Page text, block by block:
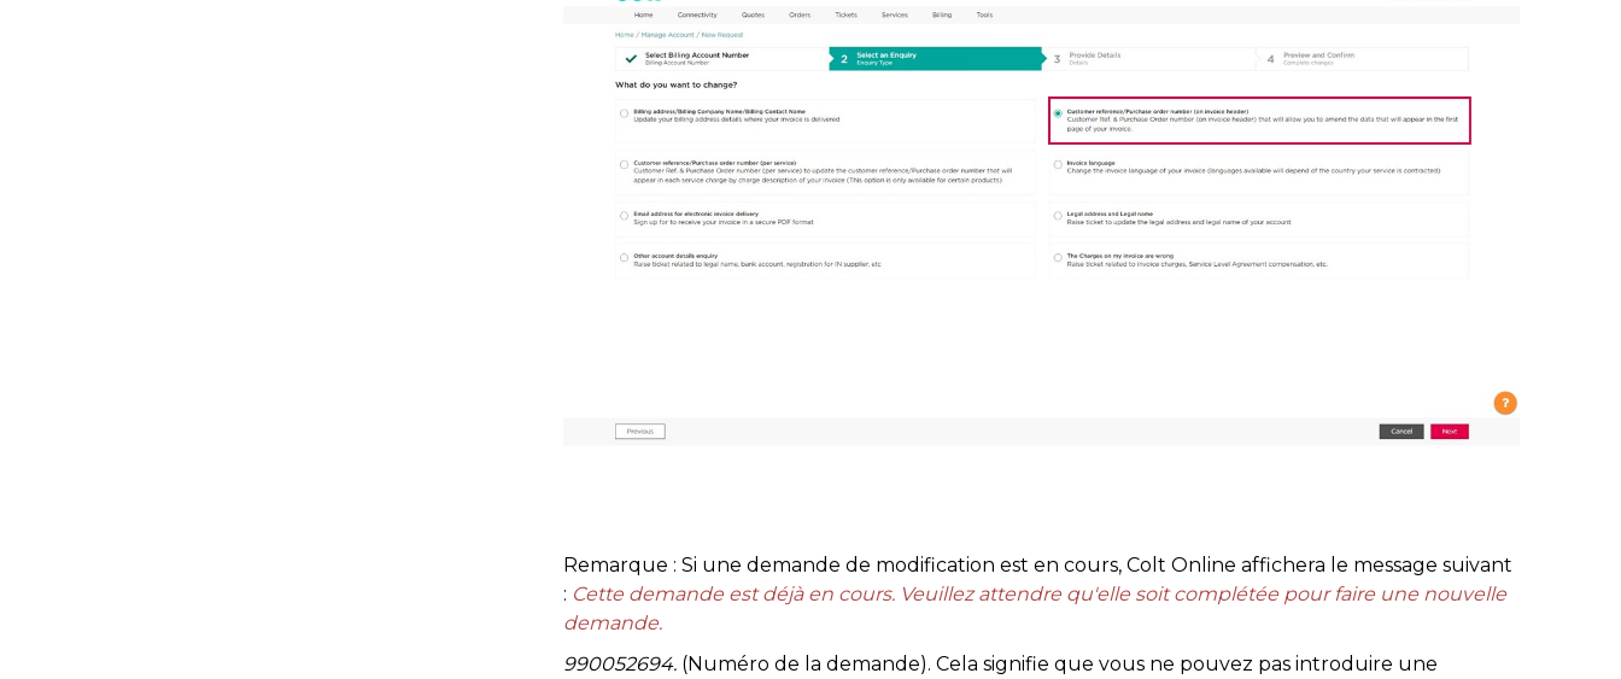
Remarque : Si une demande de modification est en cours, Colt Online affichera le message suivant
: Cette demande est déjà en cours. Veuillez attendre qu'elle soit complétée pour faire une nouvelle
demande.
990052694. (Numéro de la demande). Cela signifie que vous ne pouvez pas introduire une